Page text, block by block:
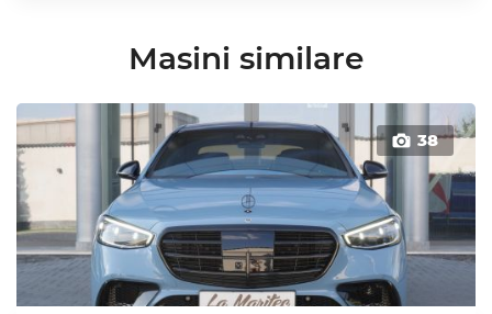
Masini similare
38